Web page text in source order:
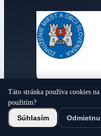
Obecné noviny
© 2026 Všetky práva
Táto stránka používa cookies
použitím?
Súhlasím